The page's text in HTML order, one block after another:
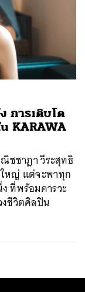
การเติบโต
KARAWA
ณิชชาฎา วีระสุทธิ
ใหญ่ แต่จะพาทุก
ที่พร้อมคารวะ
ชีวิตศิลปิน